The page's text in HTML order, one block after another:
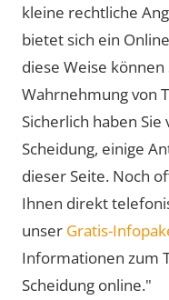
kleine rechtliche
bietet sich ein
diese Weise
Wahrnehmung von
Sicherlich haben
Scheidung, einige
dieser Seite. Noch
Ihnen direkt
unser Gratis-
Informationen zum
Scheidung online."